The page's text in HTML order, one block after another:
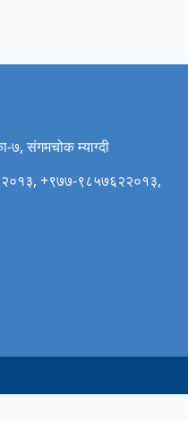
७, संगमचोक म्याग्दी
+९७७-९८५७६२२०१३,